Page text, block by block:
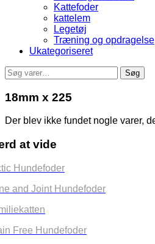
Kattefoder
kattelem
Legetøj
Træning og opdragelse
Ukategoriseret
Søg
efter:
Søg
18mm x 225
Der blev ikke fundet nogle varer,
at vide
Hundefoder
and Joint Hundefoder
Free Hundefoder